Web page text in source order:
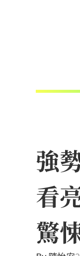
強
看
驚